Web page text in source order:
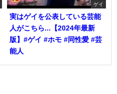
ゲイ
実はゲイを公表している芸能
人がこちら...【2024年最新
版】#ゲイ #ホモ #同性愛 #芸
能人